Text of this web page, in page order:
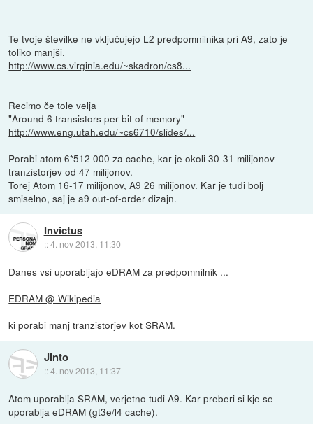
Te tvoje številke ne vključujejo L2 predpomnilnika pri A9, zato je
toliko manjši.
http://www.cs.virginia.edu/~skadron/cs8...
Recimo če tole velja
"Around 6 transistors per bit of memory"
http://www.eng.utah.edu/~cs6710/slides/...
Porabi atom 6*512 000 za cache, kar je okoli 30-31 milijonov
tranzistorjev od 47 milijonov.
Torej Atom 16-17 milijonov, A9 26 milijonov. Kar je tudi bolj
smiselno, saj je a9 out-of-order dizajn.
Invictus
::4. nov 2013, 11:30
Danes vsi uporabljajo eDRAM za predpomnilnik ...
EDRAM @ Wikipedia
ki porabi manj tranzistorjev kot SRAM.
Jinto
::4. nov 2013, 11:37
Atom uporablja SRAM, verjetno tudi A9. Kar preberi si kje se
uporablja eDRAM (gt3e/l4 cache).